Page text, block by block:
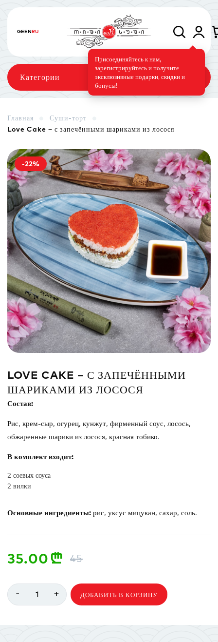
GEENRU
Присоединяйтесь к нам,
зарегистрируйтесь и получите
эксклюзивные подарки, скидки и
бонусы!
Категории
Суши-торт Фирменные Вегетарианское меню
Сэндвич Нигири Маки
Поке и буррито Супы и салаты Напитки
Главная
Суши-торт
Love Cake – с запечёнными шариками из лосося
-22%
LOVE CAKE – С ЗАПЕЧЁННЫМИ
ШАРИКАМИ ИЗ ЛОСОСЯ
Состав:
Рис, крем-сыр, огурец, кунжут, фирменный соус, лосось,
обжаренные шарики из лосося, красная тобико.
В комплект входит:
2 соевых соуса
2 вилки
Основные ингредиенты: рис, уксус мицукан, сахар, соль.
35.00 n 45
- 1 + ДОБАВИТЬ В КОРЗИНУ